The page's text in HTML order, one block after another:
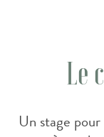
Le
Un stage